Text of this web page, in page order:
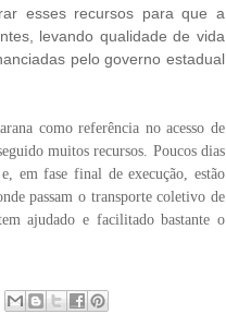
esses recursos para que a
levando qualidade de vida
pelo governo estadual
como referência no acesso de
muitos recursos. Poucos dias
em fase final de execução, estão
passam o transporte coletivo de
ajudado e facilitado bastante o